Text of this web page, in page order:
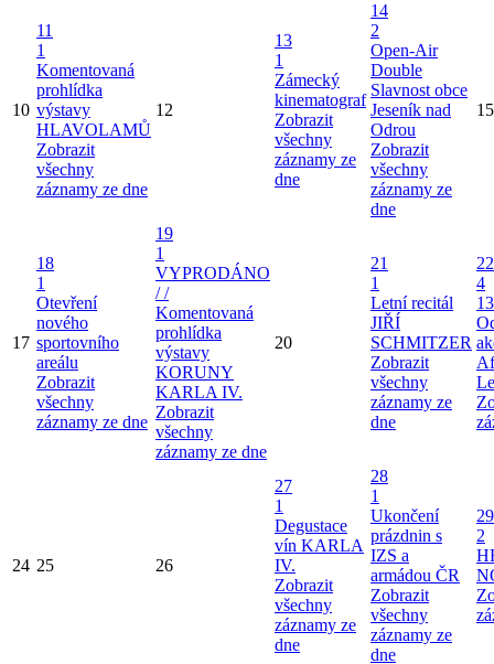
10
11
1
Komentovaná
prohlídka
výstavy
HLAVOLAMŮ
Zobrazit
všechny
záznamy ze dne
12
13
1
Zámecký
kinematograf
Zobrazit
všechny
záznamy ze
dne
14
2
Open-Air
Double
Slavnost obce
Jeseník nad
Odrou
Zobrazit
všechny
záznamy ze
dne
15
17
18
1
Otevření
nového
sportovního
areálu
Zobrazit
všechny
záznamy ze dne
19
1
VYPRODÁNO
/ /
Komentovaná
prohlídka
výstavy
KORUNY
KARLA IV.
Zobrazit
všechny
záznamy ze dne
20
21
1
Letní recitál
JIŘÍ
SCHMITZER
Zobrazit
všechny
záznamy ze
dne
22
4
24 25 26
27
1
Degustace
vín KARLA
IV.
Zobrazit
všechny
záznamy ze
dne
28
1
Ukončení
prázdnin s
IZS a
armádou ČR
Zobrazit
všechny
záznamy ze
dne
29
2